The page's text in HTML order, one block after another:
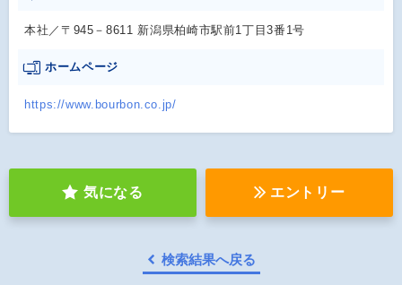
本社／〒945－8611 新潟県柏崎市駅前1丁目3番1号
ホームページ
https://www.bourbon.co.jp/
気になる エントリー
検索結果へ戻る